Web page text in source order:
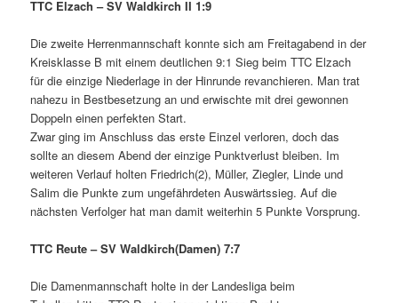
TTC Elzach – SV Waldkirch II1:9
Die zweite Herrenmannschaft konnte sich am Freitagabend in der
Kreisklasse B mit einem deutlichen 9:1 Sieg beim TTC Elzach
für die einzige Niederlage in der Hinrunde revanchieren. Man trat
nahezu in Bestbesetzung an und erwischte mit drei gewonnen
Doppeln einen perfekten Start.
Zwar ging im Anschluss das erste Einzel verloren, doch das
sollte an diesem Abend der einzige Punktverlust bleiben. Im
weiteren Verlauf holten Friedrich(2), Müller, Ziegler, Linde und
Salim die Punkte zum ungefährdeten Auswärtssieg. Auf die
nächsten Verfolger hat man damit weiterhin 5 Punkte Vorsprung.
TTC Reute – SV Waldkirch(Damen) 7:7
Die Damenmannschaft holte in der Landesliga beim